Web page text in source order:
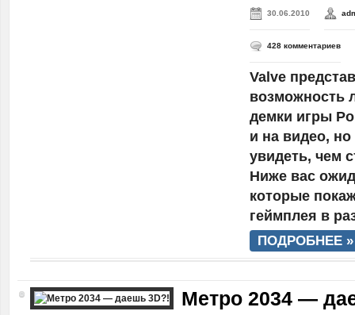
30.06.2010
428 комментариев
Valve
возможность
демки игры
и на видео,
увидеть, чем
Ниже вас
которые
геймплея в
ПОДРОБНЕЕ »
Метро 2034 —